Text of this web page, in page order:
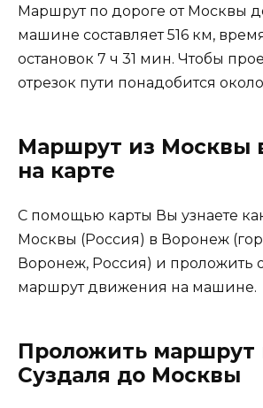
Маршрут по дороге от Москвы
машине составляет 516 км,
остановок 7 ч 31 мин. Чтобы
отрезок пути понадобится
Маршрут из Москвы
на карте
С помощью карты Вы узнаете
Москвы (Россия) в Воронеж
Воронеж, Россия) и проложить
маршрут движения на машине.
Проложить маршрут
Суздаля до Москвы